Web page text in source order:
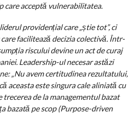
care acceptă vulnerabilitatea.
providențial care „știe tot”, ci
facilitează decizia colectivă. Într-
riscului devine un act de curaj
Leadership-ul necesar astăzi
„Nu avem certitudinea rezultatului,
aceasta este singura cale aliniată cu
trecerea de la managementul bazat
bazată pe scop (Purpose-driven